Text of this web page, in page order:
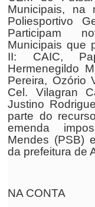
Municipais, na
Poliesportivo
Participam
Municipais que
II: CAIC,
Hermenegildo
Pereira, Ozório
Cel. Vilagran
Justino
parte do
emenda
Mendes (PSB)
da prefeitura de
NA CONTA